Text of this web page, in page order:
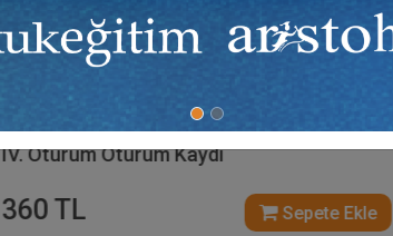
Futuri̇stler - XIII. Tüketi̇ci̇ Hukuku Kongresi̇ -
IV. Oturum Oturum Kaydı
360 TL Sepete Ekle